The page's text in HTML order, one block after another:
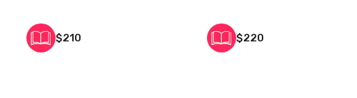
INVESTIGACIONES FILOLOGICAS
$210 $220